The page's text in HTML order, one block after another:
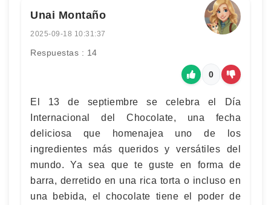
Unai Montaño
2025-09-18 10:31:37
Respuestas : 14
0
El 13 de septiembre se celebra el Día
Internacional del Chocolate, una fecha
deliciosa que homenajea uno de los
ingredientes más queridos y versátiles del
mundo. Ya sea que te guste en forma de
barra, derretido en una rica torta o incluso en
una bebida, el chocolate tiene el poder de